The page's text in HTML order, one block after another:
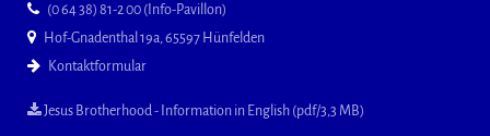
(0 64 38) 81-2 00 (Info-Pavillon)
Hof-Gnadenthal 19a, 65597 Hünfelden
Kontaktformular
Jesus Brotherhood - Information in English (pdf/3,3 MB)